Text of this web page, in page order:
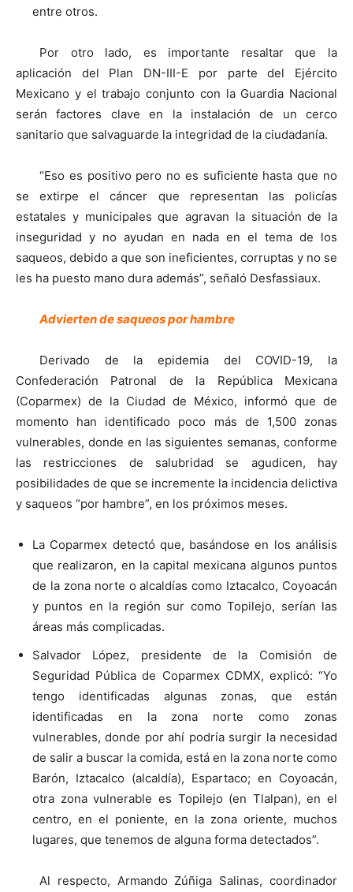
entre otros.
Por otro lado, es importante resaltar que la
aplicación del Plan DN-III-E por parte del Ejército
Mexicano y el trabajo conjunto con la Guardia Nacional
serán factores clave en la instalación de un cerco
sanitario que salvaguarde la integridad de la ciudadanía.
“Eso es positivo pero no es suficiente hasta que no
se extirpe el cáncer que representan las policías
estatales y municipales que agravan la situación de la
inseguridad y no ayudan en nada en el tema de los
saqueos, debido a que son ineficientes, corruptas y no se
les ha puesto mano dura además”, señaló Desfassiaux.
Advierten de saqueos por hambre
Derivado de la epidemia del COVID-19, la
Confederación Patronal de la República Mexicana
(Coparmex) de la Ciudad de México, informó que de
momento han identificado poco más de 1,500 zonas
vulnerables, donde en las siguientes semanas, conforme
las restricciones de salubridad se agudicen, hay
posibilidades de que se incremente la incidencia delictiva
y saqueos “por hambre”, en los próximos meses.
La Coparmex detectó que, basándose en los análisis
que realizaron, en la capital mexicana algunos puntos
de la zona norte o alcaldías como Iztacalco, Coyoacán
y puntos en la región sur como Topilejo, serían las
áreas más complicadas.
Salvador López, presidente de la Comisión de
Seguridad Pública de Coparmex CDMX, explicó: “Yo
tengo identificadas algunas zonas, que están
identificadas en la zona norte como zonas
vulnerables, donde por ahí podría surgir la necesidad
de salir a buscar la comida, está en la zona norte como
Barón, Iztacalco (alcaldía), Espartaco; en Coyoacán,
otra zona vulnerable es Topilejo (en Tlalpan), en el
centro, en el poniente, en la zona oriente, muchos
lugares, que tenemos de alguna forma detectados”.
Al respecto, Armando Zúñiga Salinas, coordinador